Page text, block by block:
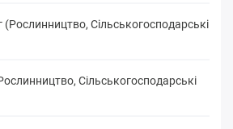
(Рослинництво, Сільськогосподарські
Сільськогосподарські